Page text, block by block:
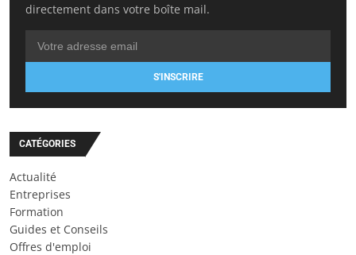
directement dans votre boîte mail.
S'INSCRIRE
CATÉGORIES
Actualité
Entreprises
Formation
Guides et Conseils
Offres d'emploi